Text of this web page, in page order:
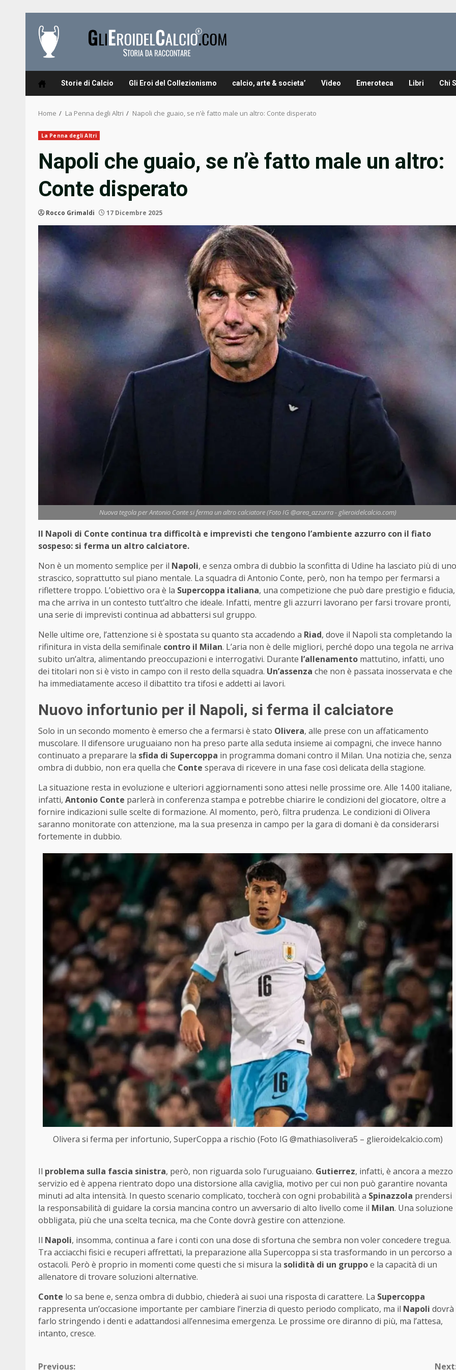
content
Storie di Calcio Gli Eroi del Collezionismo calcio, arte & societa’ Video Emeroteca Libri Chi
Home La Penna degli Altri Napoli che guaio, se n’è fatto male un altro: Conte disperato
La Penna degli Altri
Napoli che guaio, se n’è fatto male un altro:
Conte disperato
Rocco Grimaldi 17 Dicembre 2025
Nuova tegola per Antonio Conte si ferma un altro calciatore (Foto IG @area_azzurra - glieroidelcalcio.com)
Il Napoli di Conte continua tra difficoltà e imprevisti che tengono l’ambiente azzurro con il fiato
sospeso: si ferma un altro calciatore.
Non è un momento semplice per il Napoli, e senza ombra di dubbio la sconfitta di Udine ha lasciato più di uno
strascico, soprattutto sul piano mentale. La squadra di Antonio Conte, però, non ha tempo per fermarsi a
riflettere troppo. L’obiettivo ora è la Supercoppa italiana, una competizione che può dare prestigio e fiducia,
ma che arriva in un contesto tutt’altro che ideale. Infatti, mentre gli azzurri lavorano per farsi trovare pronti,
una serie di imprevisti continua ad abbattersi sul gruppo.
Nelle ultime ore, l’attenzione si è spostata su quanto sta accadendo a Riad, dove il Napoli sta completando la
rifinitura in vista della semifinale contro il Milan. L’aria non è delle migliori, perché dopo una tegola ne arriva
subito un’altra, alimentando preoccupazioni e interrogativi. Durante l’allenamento mattutino, infatti, uno
dei titolari non si è visto in campo con il resto della squadra. Un’assenza che non è passata inosservata e che
ha immediatamente acceso il dibattito tra tifosi e addetti ai lavori.
Nuovo infortunio per il Napoli, si ferma il calciatore
Solo in un secondo momento è emerso che a fermarsi è stato Olivera, alle prese con un affaticamento
muscolare. Il difensore uruguaiano non ha preso parte alla seduta insieme ai compagni, che invece hanno
continuato a preparare la sfida di Supercoppa in programma domani contro il Milan. Una notizia che, senza
ombra di dubbio, non era quella che Conte sperava di ricevere in una fase così delicata della stagione.
La situazione resta in evoluzione e ulteriori aggiornamenti sono attesi nelle prossime ore. Alle 14.00 italiane,
infatti, Antonio Conte parlerà in conferenza stampa e potrebbe chiarire le condizioni del giocatore, oltre a
fornire indicazioni sulle scelte di formazione. Al momento, però, filtra prudenza. Le condizioni di Olivera
saranno monitorate con attenzione, ma la sua presenza in campo per la gara di domani è da considerarsi
fortemente in dubbio.
Olivera si ferma per infortunio, SuperCoppa a rischio (Foto IG @mathiasolivera5 – glieroidelcalcio.com)
Il problema sulla fascia sinistra, però, non riguarda solo l’uruguaiano. Gutierrez, infatti, è ancora a mezzo
servizio ed è appena rientrato dopo una distorsione alla caviglia, motivo per cui non può garantire novanta
minuti ad alta intensità. In questo scenario complicato, toccherà con ogni probabilità a Spinazzola prendersi
la responsabilità di guidare la corsia mancina contro un avversario di alto livello come il Milan. Una soluzione
obbligata, più che una scelta tecnica, ma che Conte dovrà gestire con attenzione.
Il Napoli, insomma, continua a fare i conti con una dose di sfortuna che sembra non voler concedere tregua.
Tra acciacchi fisici e recuperi affrettati, la preparazione alla Supercoppa si sta trasformando in un percorso a
ostacoli. Però è proprio in momenti come questi che si misura la solidità di un gruppoe la capacità di un
allenatore di trovare soluzioni alternative.
Conte lo sa bene e, senza ombra di dubbio, chiederà ai suoi una risposta di carattere. La Supercoppa
rappresenta un’occasione importante per cambiare l’inerzia di questo periodo complicato, ma il Napoli dovrà
farlo stringendo i denti e adattandosi all’ennesima emergenza. Le prossime ore diranno di più, ma l’attesa,
intanto, cresce.
Previous: